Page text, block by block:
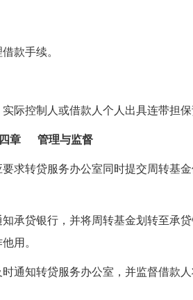
款手续。
际控制人或借款人个人出具连带担保
章 管理与监督
求转贷服务办公室同时提交周转基
承贷银行，并将周转基金划转至承
用。
通知转贷服务办公室，并监督借款